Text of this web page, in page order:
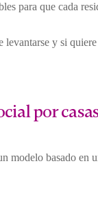
para que cada
levantarse y si
por
modelo basado